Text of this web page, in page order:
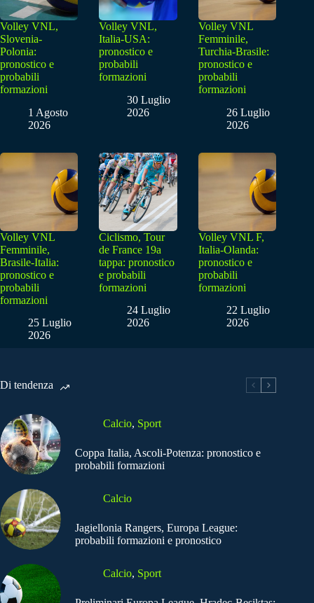
Volley VNL,
Slovenia-
Polonia:
pronostico e
probabili
formazioni
1 Agosto
2026
Volley VNL,
Italia-USA:
pronostico e
probabili
formazioni
30 Luglio
2026
Volley VNL
Femminile,
Turchia-Brasile:
pronostico e
probabili
formazioni
26 Luglio
2026
Volley VNL
Femminile,
Brasile-Italia:
pronostico e
probabili
formazioni
25 Luglio
2026
Ciclismo, Tour
de France 19a
tappa: pronostico
e probabili
formazioni
24 Luglio
2026
Volley VNL F,
Italia-Olanda:
pronostico e
probabili
formazioni
22 Luglio
2026
Di tendenza
Calcio, Sport
Coppa Italia, Ascoli-Potenza: pronostico e
probabili formazioni
Calcio
Jagiellonia Rangers, Europa League:
probabili formazioni e pronostico
Calcio, Sport